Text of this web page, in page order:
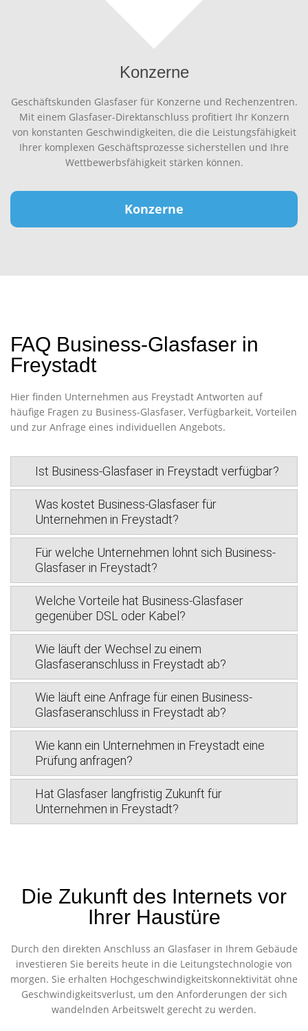
Konzerne
Geschäftskunden Glasfaser für Konzerne und Rechenzentren.
Mit einem Glasfaser-Direktanschluss profitiert Ihr Konzern
von konstanten Geschwindigkeiten, die die Leistungsfähigkeit
Ihrer komplexen Geschäftsprozesse sicherstellen und Ihre
Wettbewerbsfähigkeit stärken können.
Konzerne
FAQ Business-Glasfaser in
Freystadt
Hier finden Unternehmen aus Freystadt Antworten auf
häufige Fragen zu Business-Glasfaser, Verfügbarkeit, Vorteilen
und zur Anfrage eines individuellen Angebots.
Ist Business-Glasfaser in Freystadt verfügbar?
Was kostet Business-Glasfaser für
Unternehmen in Freystadt?
Für welche Unternehmen lohnt sich Business-
Glasfaser in Freystadt?
Welche Vorteile hat Business-Glasfaser
gegenüber DSL oder Kabel?
Wie läuft der Wechsel zu einem
Glasfaseranschluss in Freystadt ab?
Wie läuft eine Anfrage für einen Business-
Glasfaseranschluss in Freystadt ab?
Wie kann ein Unternehmen in Freystadt eine
Prüfung anfragen?
Hat Glasfaser langfristig Zukunft für
Unternehmen in Freystadt?
Die Zukunft des Internets vor
Ihrer Haustüre
Durch den direkten Anschluss an Glasfaser in Ihrem Gebäude
investieren Sie bereits heute in die Leitungstechnologie von
morgen. Sie erhalten Hochgeschwindigkeitskonnektivität ohne
Geschwindigkeitsverlust, um den Anforderungen der sich
wandelnden Arbeitswelt gerecht zu werden.